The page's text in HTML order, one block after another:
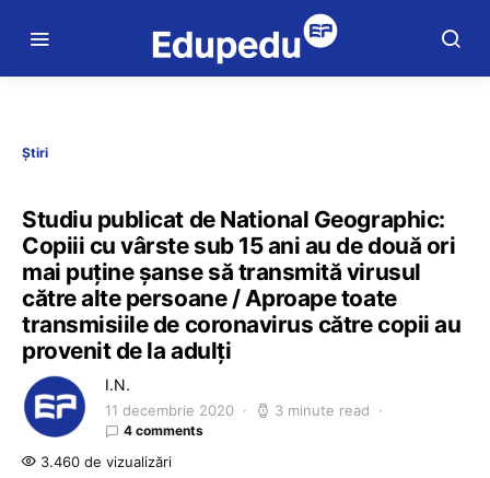
Știri
Studiu publicat de National Geographic:
Copiii cu vârste sub 15 ani au de două ori
mai puține șanse să transmită virusul
către alte persoane / Aproape toate
transmisiile de coronavirus către copii au
provenit de la adulți
I.N.
11 decembrie 2020 3 minute read
4 comments
3.460 de vizualizări